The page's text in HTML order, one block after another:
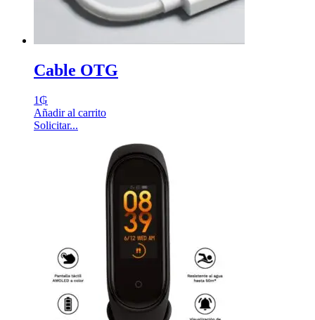
Cable OTG
1₲
Añadir al carrito
Solicitar...